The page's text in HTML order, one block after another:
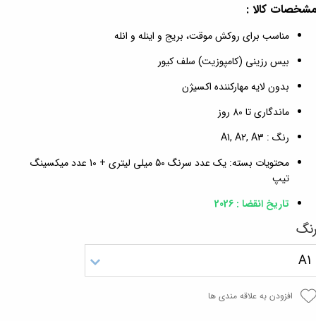
کالا :
مناسب برای روکش موقت، بریج و اینله و انله
بیس رزینی (کامپوزیت) سلف کیور
بدون لایه مهارکننده اکسیژن
ماندگاری تا 80 روز
رنگ : A1, A2, A3
محتویات بسته: یک عدد سرنگ 50 میلی لیتری + 10 عدد میکسینگ
تیپ
تاریخ انقضا : 2026
A1
افزودن به علاقه مندی ها